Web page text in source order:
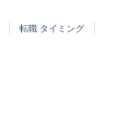
転職 タイミング